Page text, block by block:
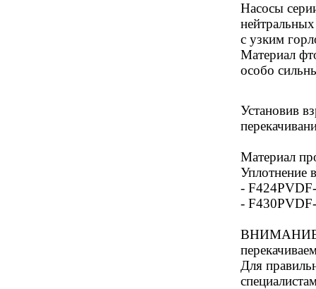
Насосы
с узким
Материал
особо
Установив
Материал
Уплотнение
-
-
ВНИМАНИЕ:
Для